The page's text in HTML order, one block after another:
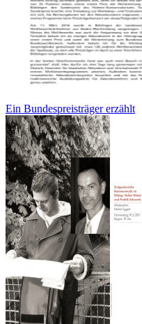
Ein Bundespreisträger erzählt